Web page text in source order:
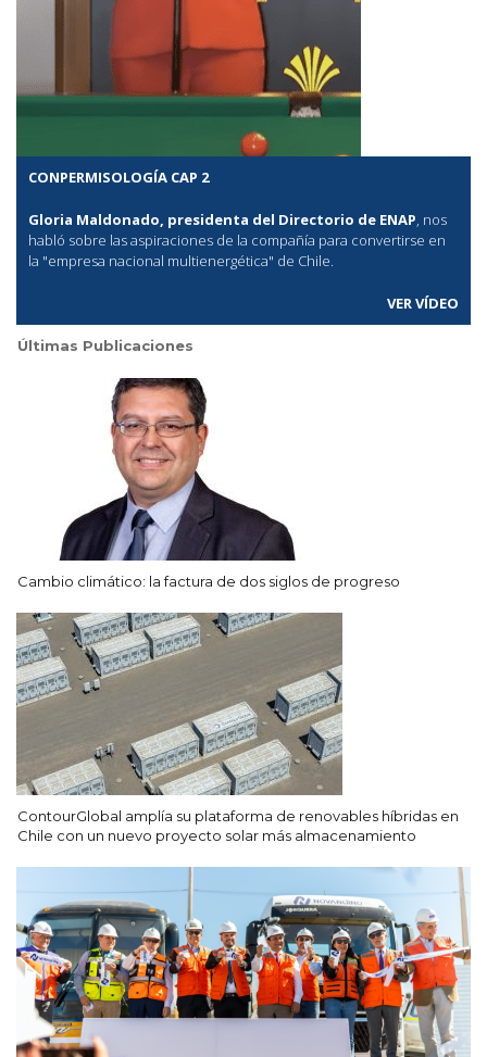
CONPERMISOLOGÍA CAP 2
Gloria Maldonado, presidenta del Directorio de ENAP , nos
habló sobre las aspiraciones de la compañía para convertirse en
la "empresa nacional multienergética" de Chile.
VER VÍDEO
Últimas Publicaciones
Cambio climático: la factura de dos siglos de progreso
ContourGlobal amplía su plataforma de renovables híbridas en
Chile con un nuevo proyecto solar más almacenamiento